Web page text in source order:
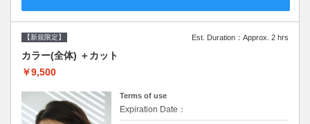
【新規限定】 Est. Duration：Approx. 2 hrs
カラー(全体) ＋カット
￥9,500
Terms of use
Expiration Date：